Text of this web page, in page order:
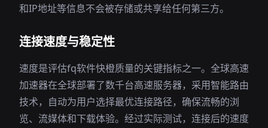
和IP地址等信息不会被存储或共享给任何第三方。
连接速度与稳定性
速度是评估fq软件快橙质量的关键指标之一。全球高速
加速器在全球部署了数千台高速服务器，采用智能路由
技术，自动为用户选择最优连接路径，确保流畅的浏
览、流媒体和下载体验。经过实际测试，连接后的速度